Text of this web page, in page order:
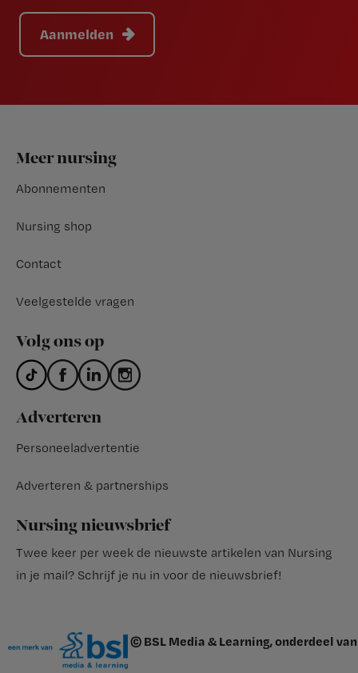
Aanmelden
Footer
Meer nursing
Abonnementen
Nursing shop
Contact
Veelgestelde vragen
Volg ons op
Adverteren
Personeeladvertentie
Adverteren & partnerships
Nursing nieuwsbrief
Twee keer per week de nieuwste artikelen van Nursing
in je mail? Schrijf je nu in voor de nieuwsbrief!
© BSL Media & Learning, onderdeel van